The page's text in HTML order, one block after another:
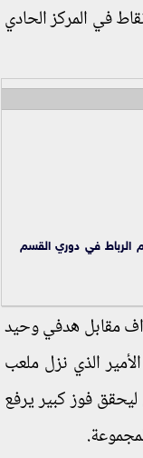
مع نظيره فريق شربين بالتعادل السلبي بدون أهداف ليرفع فريق السنبلاوين رصيده إلي 6 نقاط في المركز الحادي
الرباط في دوري القسم
مقابل هدفي وحيد
الذي نزل ملعب
فوز كبير يرفع